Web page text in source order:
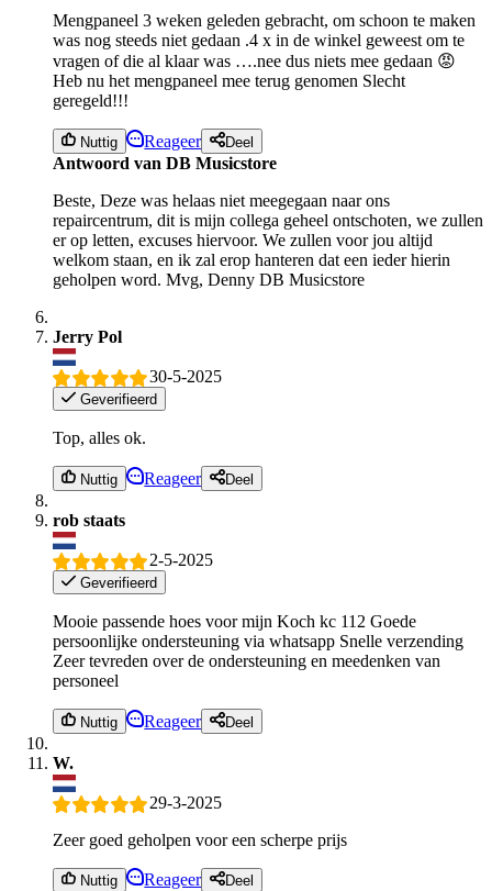
Mengpaneel 3 weken geleden gebracht, om schoon te maken
was nog steeds niet gedaan .4 x in de winkel geweest om te
vragen of die al klaar was ….nee dus niets mee gedaan 😡
Heb nu het mengpaneel mee terug genomen Slecht
geregeld!!!
Nuttig Reageer Deel
Antwoord van DB Musicstore
Beste, Deze was helaas niet meegegaan naar ons
repaircentrum, dit is mijn collega geheel ontschoten, we zullen
er op letten, excuses hiervoor. We zullen voor jou altijd
welkom staan, en ik zal erop hanteren dat een ieder hierin
geholpen word. Mvg, Denny DB Musicstore
Jerry Pol
30-5-2025
Geverifieerd
Top, alles ok.
Nuttig Reageer Deel
rob staats
2-5-2025
Geverifieerd
Mooie passende hoes voor mijn Koch kc 112 Goede
persoonlijke ondersteuning via whatsapp Snelle verzending
Zeer tevreden over de ondersteuning en meedenken van
personeel
Nuttig Reageer Deel
W.
29-3-2025
Zeer goed geholpen voor een scherpe prijs
Nuttig Reageer Deel